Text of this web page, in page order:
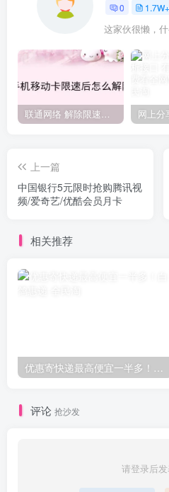
0 1.7W+
这家伙很懒，
联通网络 解除限速方法参考！畅享、畅玩、老白干等及其它地区自测了
上一篇
中国银行5元限时抢购腾讯视
频/爱奇艺/优酷会员月卡
相关推荐
优惠寄快递最高便宜一半多！白鸽惠递
评论 抢沙发
请登录后